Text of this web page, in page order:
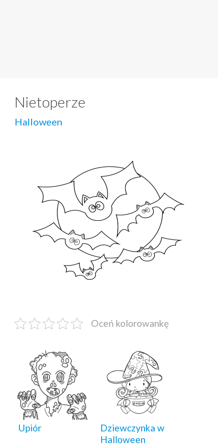
Nietoperze
Halloween
Oceń kolorowankę
Upiór
Dziewczynka w
Halloween